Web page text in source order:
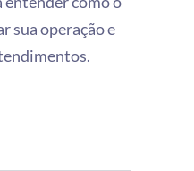
sua operação e